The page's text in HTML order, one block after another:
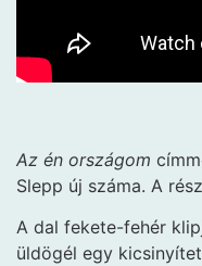
Az én országom
Slepp új száma. A
A dal fekete-fehér
üldögél egy